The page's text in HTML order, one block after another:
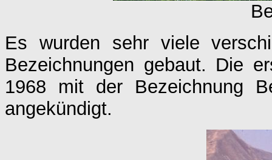
Es wurden sehr viele
Bezeichnungen gebaut. Die
1968 mit der Bezeichnung
angekündigt.